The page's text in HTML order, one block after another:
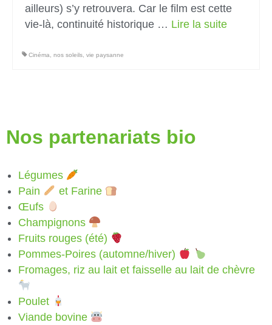
ailleurs) s’y retrouvera. Car le film est cette
vie-là, continuité historique … Lire la suite­­
Cinéma, nos soleils, vie paysanne
Nos partenariats bio
Légumes
Pain
et Farine
Œufs
Champignons
Fruits rouges (été)
Pommes-Poires (automne/hiver)
Fromages, riz au lait et faisselle au lait de chèvre
Poulet
Viande bovine